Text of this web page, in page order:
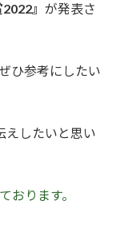
』 が発表さ
ひ参考にしたい
えしたいと思い
ります。